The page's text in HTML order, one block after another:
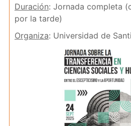
Duración: Jornada completa
por la tarde)
Organiza: Universidad de